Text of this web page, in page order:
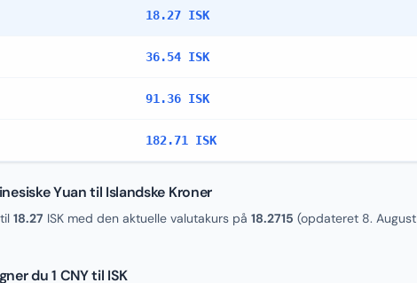
18.27 ISK
36.54 ISK
91.36 ISK
182.71 ISK
Yuan til Islandske Kroner
18.27 ISK med den aktuelle valutakurs på 18.2715 (opdateret 8. August
du 1 CNY til ISK